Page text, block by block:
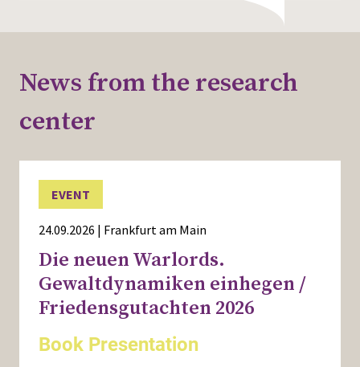
News from the research
center
EVENT
24.09.2026 | Frankfurt am Main
Die neuen Warlords.
Gewaltdynamiken einhegen /
Friedensgutachten 2026
Book Presentation